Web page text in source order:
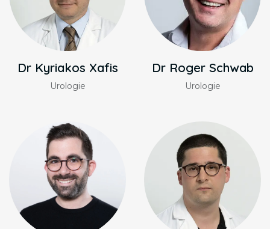
Dr Kyriakos Xafis
Urologie
Dr Roger Schwab
Urologie